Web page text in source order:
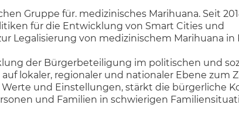
arbeite auch für NROs, die sich für
Diätetik der Vereinigung für Krebs und
den Zielen der Vereinigung gehören. Aufklärung
liegt daran, dass das Wort "Diät" meist mit
werden sich immer mehr Menschen
für sich selbst besser
Gruppe für. medizinisches Marihuana. Seit
für die Entwicklung von Smart Cities und
Legalisierung von medizinischem Marihuana in
der Bürgerbeteiligung im politischen und
lokaler, regionaler und nationaler Ebene zum
und Einstellungen, stärkt die bürgerliche
und Familien in schwierigen